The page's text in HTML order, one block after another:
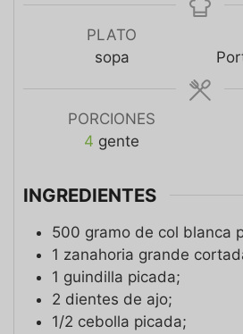
PLATO
sopa
PORCIONES
4 gente
INGREDIENTES
500 gramo de col blanca
1 zanahoria grande
1 guindilla picada;
2 dientes de ajo;
1/2 cebolla picada;